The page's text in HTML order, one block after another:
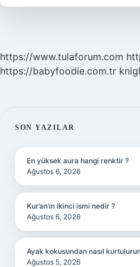
Yapılır
https://www.tulaforum.com
https://babyfoodie.com.tr
SIDEBAR
SON YAZILAR
En yüksek aura hangi renktir ?
Ağustos 6, 2026
Kur’an’ın ikinci ismi nedir ?
Ağustos 6, 2026
Ayak kokusundan nasıl
Ağustos 5, 2026